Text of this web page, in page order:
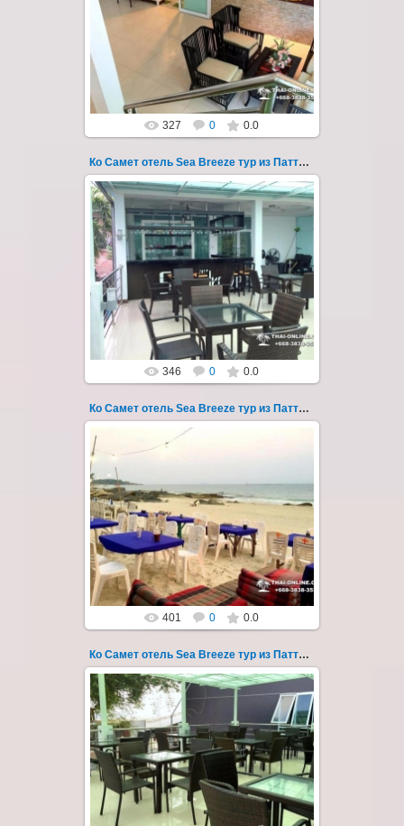
Экскурсия на остров Самет из Паттайи, с
ночевкой в отеле "Sea Breeze" на пляже Ао
Пхай - фотография 115
Запове...
Thai-Online
327 0 0.0
Ко Самет отель Sea Breeze тур из Паттайи фото 116
01.08.2022
Экскурсия на остров Самет из Паттайи, с
ночевкой в отеле "Sea Breeze" на пляже Ао
Пхай - фотография 116
Запове...
Thai-Online
346 0 0.0
Ко Самет отель Sea Breeze тур из Паттайи фото 117
Экскурсия на остров Самет из Паттайи, с
ночевкой в отеле "Sea Breeze" на пляже Ао
Пхай - фотография 117
Запове...
Thai-Online
401 0 0.0
Ко Самет отель Sea Breeze тур из Паттайи фото 118
01.08.2022
Экскурсия на остров Самет из Паттайи, с
ночевкой в отеле "Sea Breeze" на пляже Ао
Пхай - фотография 118
Запове...
Thai-Online